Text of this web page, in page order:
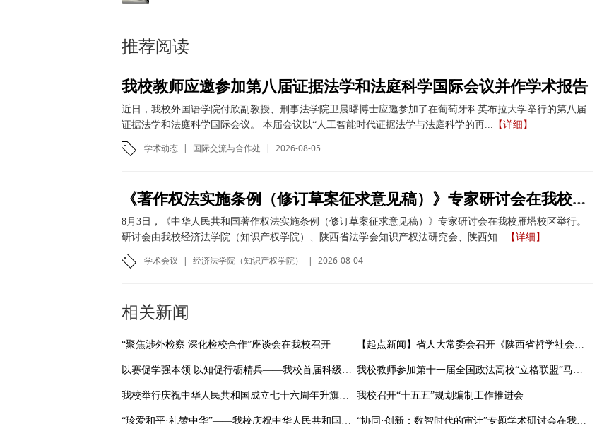
推荐阅读
我校教师应邀参加第八届证据法学和法庭科学国际会议并作学术报告
近日，我校外国语学院付欣副教授、刑事法学院卫晨曙博士应邀参加了在葡萄牙科英布拉大学举行的第八届
证据法学和法庭科学国际会议。 本届会议以“人工智能时代证据法学与法庭科学的再...
【详细】
学术动态 | 国际交流与合作处 | 2026-08-05
《著作权法实施条例（修订草案征求意见稿）》专家研讨会在我校举办
8月3日，《中华人民共和国著作权法实施条例（修订草案征求意见稿）》专家研讨会在我校雁塔校区举行。
研讨会由我校经济法学院（知识产权学院）、陕西省法学会知识产权法研究会、陕西知...
【详细】
学术会议 | 经济法学院（知识产权学院） | 2026-08-04
相关新闻
“聚焦涉外检察 深化检校合作”座谈会在我校召开
我校召开“十五五”规划编制工作推进会